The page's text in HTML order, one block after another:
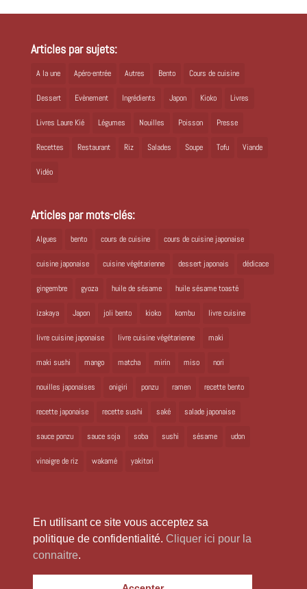
En utilisant ce site vous acceptez sa
politique de confidentialité. Cliquer ici pour la
connaitre.
Articles par sujets:
A la une Apéro-entrée Autres Bento Cours de cuisine
Dessert Evènement Ingrédients Japon Kioko Livres
Livres Laure Kié Légumes Nouilles Poisson Presse
Recettes Restaurant Riz Salades Soupe Tofu Viande
Vidéo
Articles par mots-clés:
Algues bento cours de cuisine cours de cuisine japonaise
cuisine japonaise cuisine végétarienne dessert japonais dédicace
gingembre gyoza huile de sésame huile sésame toasté
izakaya Japon joli bento kioko kombu livre cuisine
livre cuisine japonaise livre cuisine végétarienne maki
maki sushi mango matcha mirin miso nori
nouilles japonaises onigiri ponzu ramen recette bento
recette japonaise recette sushi saké salade japonaise
sauce ponzu sauce soja soba sushi sésame udon
vinaigre de riz wakamé yakitori
Copyright 2024 Laure Kié Tous droits réservés |laurekie@yahoo.fr